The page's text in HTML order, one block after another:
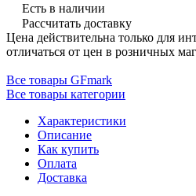
Есть в наличии
Рассчитать доставку
Цена действительна только для
отличаться от цен в розничных
Все товары GFmark
Все товары категории
Характеристики
Описание
Как купить
Оплата
Доставка